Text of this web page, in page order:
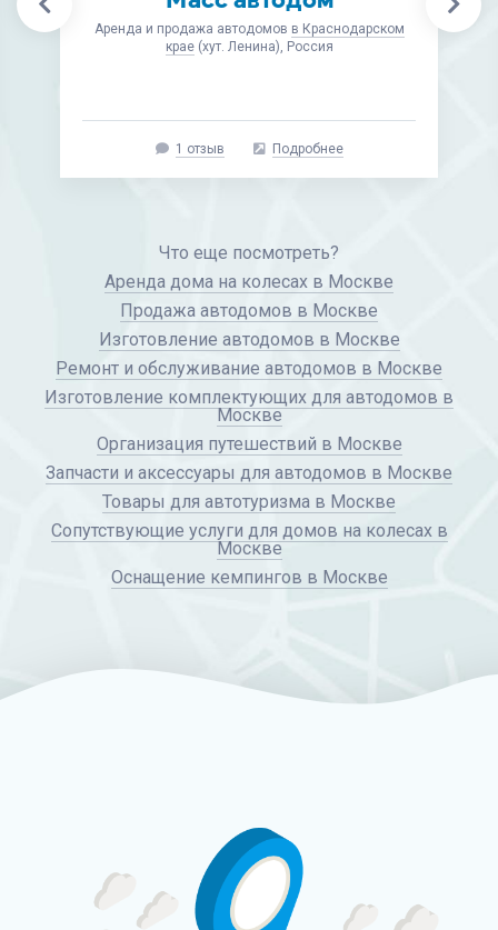
Аренда и продажа автодомов в Краснодарском
крае(хут. Ленина), Россия
1 отзыв Подробнее
Что еще посмотреть?
Аренда дома на колесах в Москве
Продажа автодомов в Москве
Изготовление автодомов в Москве
Ремонт и обслуживание автодомов в Москве
Изготовление комплектующих для автодомов в
Москве
Организация путешествий в Москве
Запчасти и аксессуары для автодомов в Москве
Товары для автотуризма в Москве
Сопутствующие услуги для домов на колесах в
Москве
Оснащение кемпингов в Москве